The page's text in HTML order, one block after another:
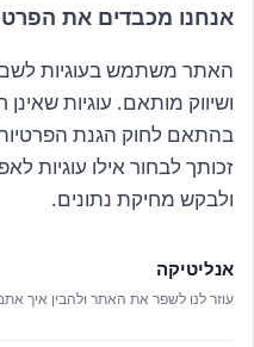
הרשם לניוזלטר שלנו
קראתי ואני מאשר/ת את
אנחנו מכבדים את
האתר משתמש בעוגיות לשם
ושיווק מותאם. עוגיות
זכותך לבחור אילו עוגיות
ולבקש מחיקת נתונים.
אנליטיקה
עוזר לנו לשפר את האתר ולהבין איך